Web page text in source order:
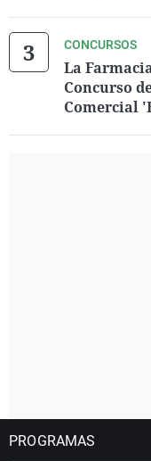
CONCURSOS
La
Concurso
Comercial
PROGRAMAS